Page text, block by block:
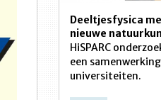
Deeltjesfysica
nieuwe
HiSPARC
een
universiteiten.